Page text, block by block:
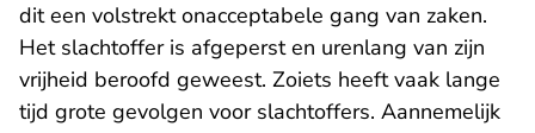
dit een volstrekt onacceptabele gang van zaken.
Het slachtoffer is afgeperst en urenlang van zijn
vrijheid beroofd geweest. Zoiets heeft vaak lange
tijd grote gevolgen voor slachtoffers. Aannemelijk